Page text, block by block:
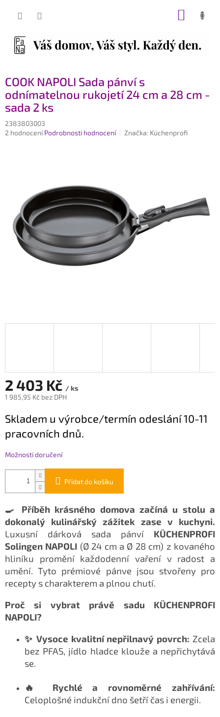
COOK NAPOLI Sada pánví s
odnímatelnou rukojetí 24 cm a 28 cm -
sada 2 ks
2383803003
Průměrné
hvězdiček.
2 hodnocení Podrobnosti hodnocení Značka: Küchenprofi
2 403 Kč / ks
1 985,95 Kč bez DPH
cena:
Skladem u výrobce/termín odeslání 10-11
pracovních dnů.
Možnosti doručení
Přidat do košíku
🍳 Příběh krásného domova začíná u stolu a
dokonalý kulinářský zážitek zase v kuchyni.
Luxusní dárková sada pánví KÜCHENPROFI
Solingen NAPOLI (Ø 24 cm a Ø 28 cm) z kovaného
hliníku promění každodenní vaření v radost a
umění. Tyto prémiové pánve jsou stvořeny pro
recepty s charakterem a plnou chutí.
Proč si vybrat právě sadu KÜCHENPROFI
NAPOLI?
✨ Vysoce kvalitní nepřilnavý povrch: Zcela
bez PFAS, jídlo hladce klouže a nepřichytává
se.
🔥 Rychlé a rovnoměrné zahřívání:
Celoplošné indukční dno šetří čas i energii.